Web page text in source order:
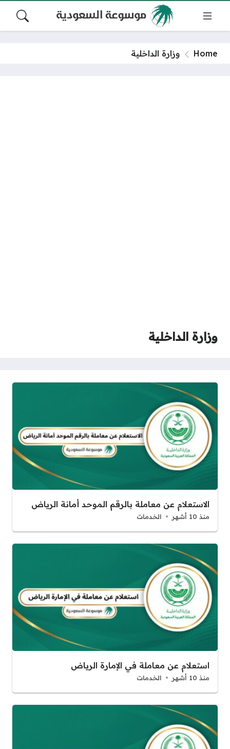
Home وزارة الداخلية
وزارة الداخلية
الاستعلام عن معاملة بالرقم الموحد أمانة الرياض
منذ 10 أشهر الخدمات
استعلام عن معاملة في الإمارة الرياض
منذ 10 أشهر الخدمات